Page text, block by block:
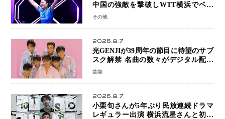
中国の強敵を撃破しWTT横浜でベス
ト8進出
その他
2026.8.7
光GENJIが39周年の節目に待望のサブ
スク解禁 名曲の数々がデジタル配信
へ 40周年へ向け1年間で全作品を順次
芸能
2026.8.7
小栗旬さんが5年ぶり民放連続ドラマ
レギュラー出演 横浜流星さんと初共